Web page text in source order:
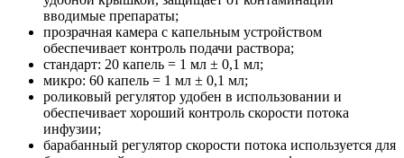
вводимые препараты;
прозрачная камера с капельным устройством
обеспечивает контроль подачи раствора;
стандарт: 20 капель = 1 мл ± 0,1 мл;
микро: 60 капель = 1 мл ± 0,1 мл;
роликовый регулятор удобен в использовании и
обеспечивает хороший контроль скорости потока
инфузии;
барабанный регулятор скорости потока используется для